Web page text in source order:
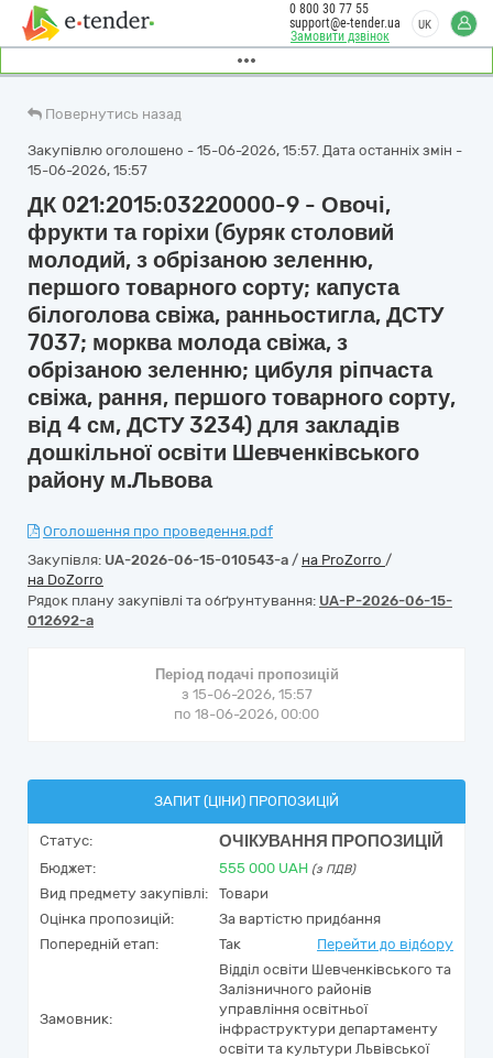
Замовити дзвінок
0 800 30 77 55
support@e-tender.ua
UK
Повернутись назад
Закупівлю оголошено - 15-06-2026, 15:57. Дата останніх змін -
15-06-2026, 15:57
ДК 021:2015:03220000-9 - Овочі,
фрукти та горіхи (буряк столовий
молодий, з обрізаною зеленню,
першого товарного сорту; капуста
білоголова свіжа, ранньостигла, ДСТУ
7037; морква молода свіжа, з
обрізаною зеленню; цибуля ріпчаста
свіжа, рання, першого товарного сорту,
від 4 см, ДСТУ 3234) для закладів
дошкільної освіти Шевченківського
району м.Львова
Оголошення про проведення.pdf
Закупівля: UA-2026-06-15-010543-a / на ProZorro /
на DoZorro
Рядок плану закупівлі та обґрунтування: UA-P-2026-06-15-
012692-a
Період подачі пропозицій
з 15-06-2026, 15:57
по 18-06-2026, 00:00
ЗАПИТ (ЦІНИ) ПРОПОЗИЦІЙ
Статус: ОЧІКУВАННЯ ПРОПОЗИЦІЙ
Бюджет: 555 000 UAH (з ПДВ)
Вид предмету закупівлі:
Товари
Оцінка пропозицій:
За вартістю придбання
Попередній етап:
Так Перейти до відбору
Замовник:
Відділ освіти Шевченківського та
Залізничного районів
управління освітньої
інфраструктури департаменту
освіти та культури Львівської